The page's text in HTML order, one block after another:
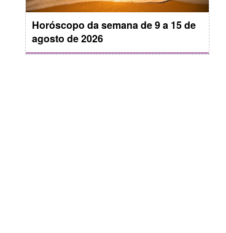
Horóscopo da semana de 9 a 15 de
agosto de 2026